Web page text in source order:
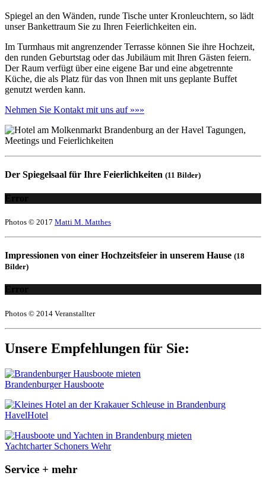
Spiegel an den Wänden, runde Tische unter Kronleuchtern, so lädt
unser Bankettraum Sie zu Ihren Feierlichkeiten ein.
Im Turmhaus mit angrenzender Terrasse können Sie ihre Hochzeit,
den runden Geburtstag oder das Jubiläum mit Ihren Gästen feiern.
Der Raum verfügt über eine eigene Bar und eine abgetrennte
Küche, die als Platz für das von Ihnen mit uns geplante Buffet
genutzt werden kann.
Nehmen Sie Kontakt mit uns auf »»»
Der Spiegelsaal für Ihre Feierlichkeiten (11 Bilder)
Error
Photos © 2017 Matti M. Matthes
Impressionen von einer Hochzeitsfeier in unserem Hause (18
Bilder)
Error
Photos © 2014 Veranstallter
Unsere Empfehlungen für Sie:
Brandenburger Hausboote
HavelHotel
Yachtcharter Schoners Wehr
Service + mehr